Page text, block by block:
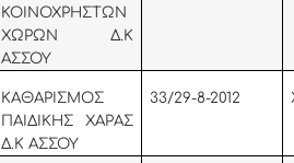
ΚΟΙΝΟΧΡΗΣΤΩΝ
ΧΩΡΩΝ Δ.Κ
ΑΣΣΟΥ
ΚΑΘΑΡΙΣΜΟΣ
ΠΑΙΔΙΚΗΣ ΧΑΡΑΣ
Δ.Κ ΑΣΣΟΥ
33/29-8-2012